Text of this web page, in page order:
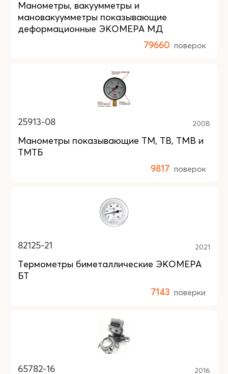
Манометры, вакуумметры и
мановакуумметры показывающие
деформационные ЭКОМЕРА МД
79660 поверок
25913-08 2008
Манометры показывающие ТМ, ТВ, ТМВ и
ТМТБ
9817 поверок
82125-21 2021
Термометры биметаллические ЭКОМЕРА
БТ
7143 поверки
65782-16 2016